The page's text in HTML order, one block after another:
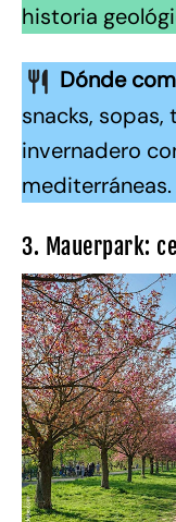
historia
Dónde
snacks,
invernadero
mediterráneas.
3. Mauerpark: